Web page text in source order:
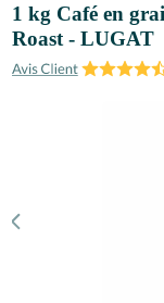
1 kg Café en
Roast - LUGAT